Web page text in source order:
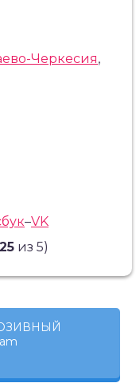
Черкесия,
–VK
из 5)